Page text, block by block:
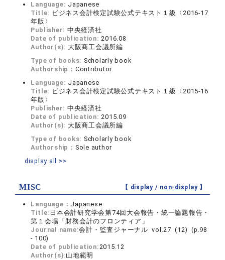
Language: Japanese
Title: ビジネス会計検定試験公式テキスト１級〈2016-17
年版〉
Publisher: 中央経済社
Date of publication:2016.08
Author(s): 大阪商工会議所編
Type of books: Scholarly book
Authorship： Contributor
Language: Japanese
Title: ビジネス会計検定試験公式テキスト１級〈2015-16
年版〉
Publisher: 中央経済社
Date of publication:2015.09
Author(s): 大阪商工会議所編
Type of books: Scholarly book
Authorship： Sole author
display all >>
MISC 【 display / non-display】
Language： Japanese
Title: 日本会計研究学会第74回大会報告・統一論題報告・
第１会場「財務会計のフロンティア」
Journal name:会計・監査ジャーナル vol.27 (12) (p.98
- 100)
Date of publication:2015.12
Author(s): 山地範明